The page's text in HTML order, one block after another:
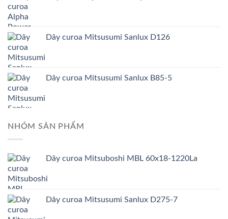
Dây curoa Mitsusumi Sanlux D126
Dây curoa Mitsusumi Sanlux B85-5
NHÓM SẢN PHẨM
Dây curoa Mitsuboshi MBL 60x18-1220La
Dây curoa Mitsusumi Sanlux D275-7